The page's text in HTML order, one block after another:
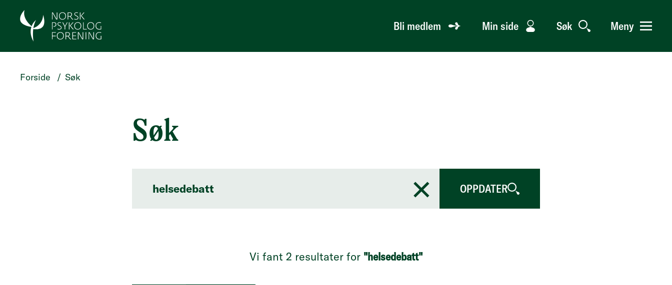
HOPP TIL SØKERESULTATER
Bli medlem Min side Søk Meny
Forside / Søk
Søk
× OPPDATER
Vi fant 2 resultater for "helsedebatt"